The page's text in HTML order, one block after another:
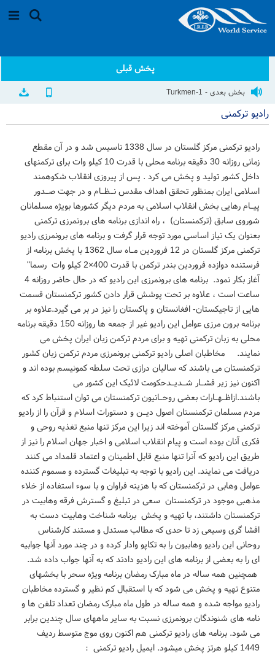
پخش قبلی
بخش بعدی - Turkmen-1
رادیو ترکمنی
رادیو ترکمنی مرکز گلستان در سال 1338 تاسیس شد و در آن مقطع
زمانی روزانه 30 دقیقه برنامه محلی با قدرت 10 کیلو وات برای ترکمنهای
داخل کشور تولید و پخش می کرد . پس از پیروزی انقلاب شکوهمند
اسلامی ایران بمنظور تحقق اهداف مقدس نـظـام و در جهت صـدور
پیـام رهایی بخش انقلاب اسلامی به مردم دیگر کشورها بویژه مسلمانان
شوروی سابق (ترکمنستان) ، راه اندازی برنامه های برونمرزی ترکمنی
بعنوان یک نیاز اساسی مورد توجه قرار گرفت و برنامه های برونمرزی رادیو
ترکمنی مرکز گلستان در 12 فروردین مـاه سال 1362 با پخش برنامه از
فرستنده دوازده فروردین بندر ترکمن با قدرت 400×2 کیلو وات رسما"
آغاز بکار نمود. برنامه های برونمرزی این رادیو که در حال حاضر روزانه 4
ساعت است ، علاوه بر تحت پوشش قرار دادن کشور ترکمنستان قسمت
هایی از تاجیکستان- افغانستان و پاکستان را نیز در بر می گیرد.علاوه بر
برنامه برون مرزی عوامل این رادیو غیر از جمعه ها روزانه 150 دقیقه برنامه
محلی به زبان ترکمنی تهیه و برای مردم ترکمن زبان ایران پخش می
نمایند. مخاطبان اصلی رادیو ترکمنی برونمرزی مردم ترکمن زبان کشور
ترکمنستان می باشند که سالیان درازی تحت سلطه کمونیسم بوده اند و
اکنون نیز زیر فشـار شـدیـدحکومت لائیک این کشور می
باشند.ازاظـهـارات بعضی روحـانیون ترکمنستان می توان استنباط کرد که
مردم مسلمان ترکمنستان اصول دیـن و دستورات اسلام و قرآن را از رادیو
ترکمنی مرکز گلستان آموخته اند زیرا این مرکز تنها منبع تغذیه روحی و
فکری آنان بوده است و پیام انقلاب اسلامی و اخبار جهان اسلام را نیز از
طریق این رادیو که آنرا تنها منبع قابل اطمینان و اعتماد قلمداد می کنند
دریافت می نمایند. این رادیو با توجه به تبلیغات گسترده و مسموم کننده
عوامل وهابی در ترکمنستان که با هزینه فراوان و با سوء استفاده از خلاء
مذهبی موجود در ترکمنستان سعی در تبلیغ و گسترش فرقه وهابیت در
ترکمنستان داشتند، با تهیه و پخش برنامه شناخت وهابیت دست به
افشا گری وسیعی زد تا حدی که مطالب مستدل و مستند کارشناس
روحانی این رادیو وهابیون را به تکاپو وادار کرده و در چند مورد آنها جوابیه
ای را به بعضی از برنامه های این رادیو دادند که به آنها جواب داده شد.
همچنین همه ساله در ماه مبارک رمضان برنامه ویژه سحر با بخشهای
متنوع تهیه و پخش می شود که با استقبال کم نظیر و گسترده مخاطبان
رادیو مواجه شده و همه ساله در طول ماه مبارک رمضان تعداد تلفن ها و
نامه های شنوندگان برونمرزی نسبت به سایر ماههای سال چندین برابر
می شود. برنامه های رادیو ترکمنی هم اکنون روی موج متوسط ردیف
1449 کیلو هرتز پخش میشود. ایمیل رادیو ترکمنی :